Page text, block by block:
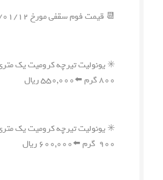
📆 قیمت فوم سقفی مورخ ۰۰/۰۱/۱۲
۸۰۰ گرم ⬅️۵۵۰,۰۰۰ ریال
۹۰۰ گرم ⬅️۶۰۰,۰۰۰ ریال